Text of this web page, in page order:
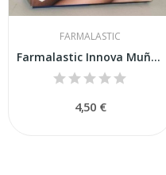
FARMALASTIC
Farmalastic Innova Muñequera Velcro Beige Talla...
4,50 €